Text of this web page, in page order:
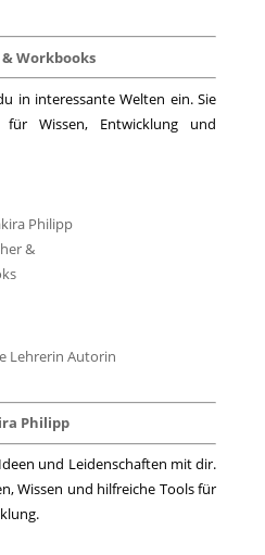
Workbooks
in interessante Welten ein. Sie
Wissen, Entwicklung und
Philipp
und Leidenschaften mit dir.
Wissen und hilfreiche Tools für